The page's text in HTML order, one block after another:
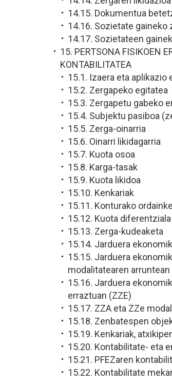
14.15. Dokumentua
14.16. Sozietate gaineko
14.17. Sozietateen
15. PERTSONA FISIKOEN
KONTABILITATEA
15.1. Izaera eta aplikazio
15.2. Zergapeko egitatea
15.3. Zergapetu gabeko
15.4. Subjektu pasiboa
15.5. Zerga-oinarria
15.6. Oinarri likidagarria
15.7. Kuota osoa
15.8. Karga-tasak
15.9. Kuota likidoa
15.10. Kenkariak
15.11. Konturako
15.12. Kuota diferentziala
15.13. Zerga-kudeaketa
15.14. Jarduera
15.15. Jarduera
modalitatearen arruntean
15.16. Jarduera
erraztuan (ZZE)
15.17. ZZA eta ZZe
15.18. Zenbatespen
15.19. Kenkariak,
15.20. Kontabilitate- eta
15.21. PFEZaren
15.22. Kontabilitate